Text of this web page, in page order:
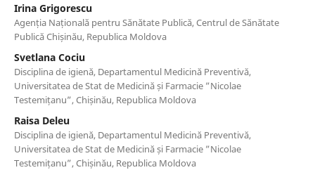
Irina Grigorescu
Agenția Națională pentru Sănătate Publică, Centrul de Sănătate
Publică Chișinău, Republica Moldova
Svetlana Cociu
Disciplina de igienă, Departamentul Medicină Preventivă,
Universitatea de Stat de Medicină și Farmacie ”Nicolae
Testemițanu”, Chișinău, Republica Moldova
Raisa Deleu
Disciplina de igienă, Departamentul Medicină Preventivă,
Universitatea de Stat de Medicină și Farmacie ”Nicolae
Testemițanu”, Chișinău, Republica Moldova